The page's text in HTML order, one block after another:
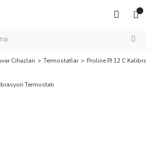
Cihazları Termostatlar Proline PJ 12 C